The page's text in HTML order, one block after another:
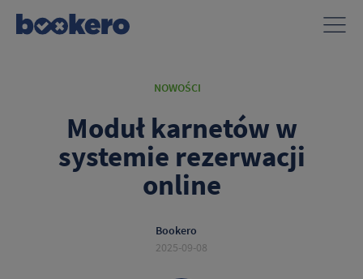
NOWOŚCI
Moduł karnetów w
systemie rezerwacji
online
Bookero
2025-09-08